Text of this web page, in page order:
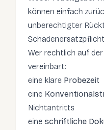
können einfach
unberechtigter
Wer rechtlich auf
vereinbart:
eine klare Probezeit
eine
Nichtantritts
eine schriftliche